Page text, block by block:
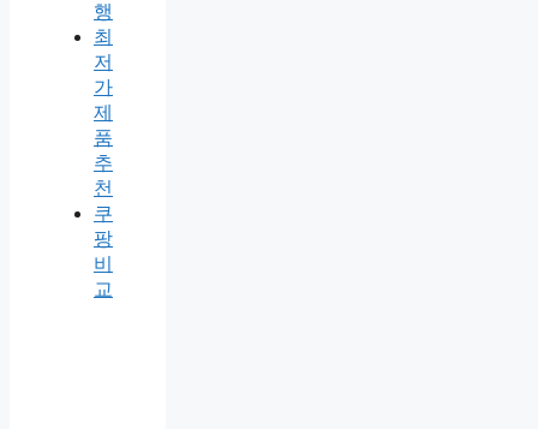
행
최
저
가
제
품
추
천
쿠
팡
비
교